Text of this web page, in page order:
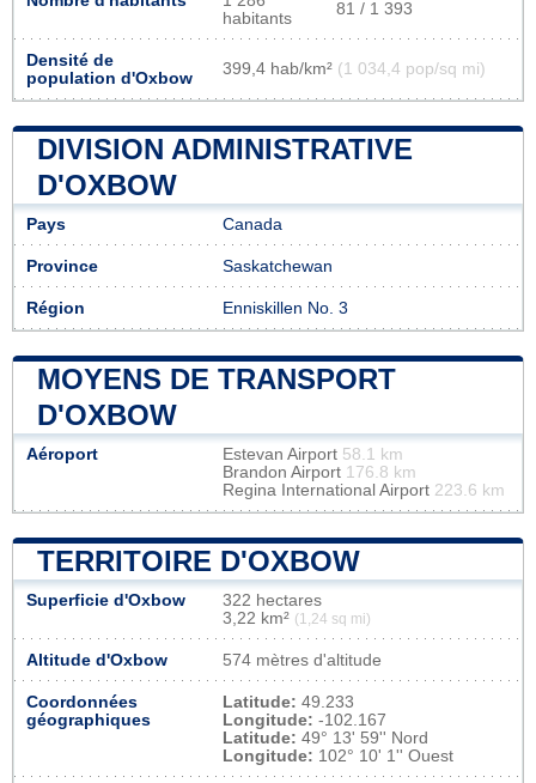
habitants
81 / 1 393
Densité de
population d'Oxbow
399,4 hab/km² (1 034,4 pop/sq mi)
DIVISION ADMINISTRATIVE
D'OXBOW
Pays Canada
Province Saskatchewan
Région Enniskillen No. 3
MOYENS DE TRANSPORT
D'OXBOW
Aéroport Estevan Airport 58.1 km
Brandon Airport 176.8 km
Regina International Airport 223.6 km
TERRITOIRE D'OXBOW
Superficie d'Oxbow
322 hectares
3,22 km² (1,24 sq mi)
Altitude d'Oxbow 574 mètres d'altitude
Coordonnées
géographiques
Latitude: 49.233
Longitude: -102.167
Latitude: 49° 13' 59'' Nord
Longitude: 102° 10' 1'' Ouest